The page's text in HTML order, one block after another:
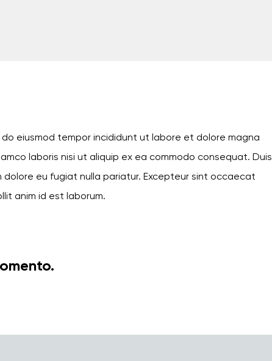
eiusmod tempor incididunt ut labore et dolore magna
laboris nisi ut aliquip ex ea commodo consequat. Duis
eu fugiat nulla pariatur. Excepteur sint occaecat
anim id est laborum.